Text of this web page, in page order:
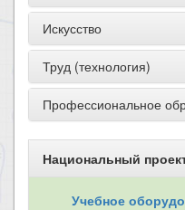
Искусство
Труд (технология)
Профессиональное
Национальный
Учебное